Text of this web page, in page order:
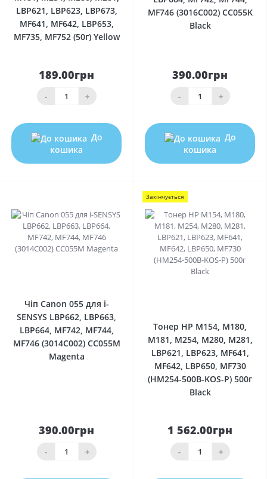
LBP621, LBP623, LBP673,
MF641, MF642, LBP653,
MF735, MF752 (50г) Yellow
189.00грн
- +
До
кошика
MF746 (3016C002) CC055K
Black
390.00грн
- +
До
кошика
Чіп Canon 055 для i-
SENSYS LBP662, LBP663,
LBP664, MF742, MF744,
MF746 (3014C002) CC055M
Magenta
390.00грн
- +
Закінчується
Тонер HP M154, M180,
M181, M254, M280, M281,
LBP621, LBP623, MF641,
MF642, LBP650, MF730
(HM254-500B-KOS-P) 500г
Black
1 562.00грн
- +